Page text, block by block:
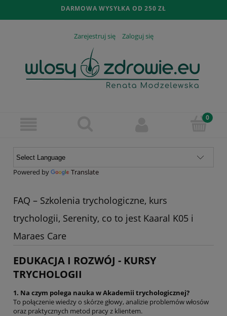
DARMOWA WYSYŁKA OD 250 ZŁ
Zarejestruj się Zaloguj się
Powered by Translate
FAQ – Szkolenia trychologiczne, kurs
trychologii, Serenity, co to jest Kaaral K05 i
Maraes Care
EDUKACJA I ROZWÓJ - KURSY
TRYCHOLOGII
1. Na czym polega nauka w Akademii trychologicznej?
To połączenie wiedzy o skórze głowy, analizie problemów włosów
oraz praktycznych metod pracy z klientem.